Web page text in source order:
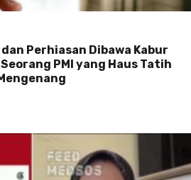
Perhiasan Dibawa Kabur
PMI yang Haus Tatih